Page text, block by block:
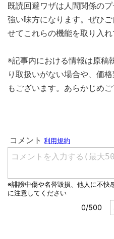
既読回避ワザは人間関係の
強い味方になります。ぜひ
せてこれらの機能を取り入れ
※記事内における情報は原稿
り取扱いがない場合や、価
もございます。あらかじめご